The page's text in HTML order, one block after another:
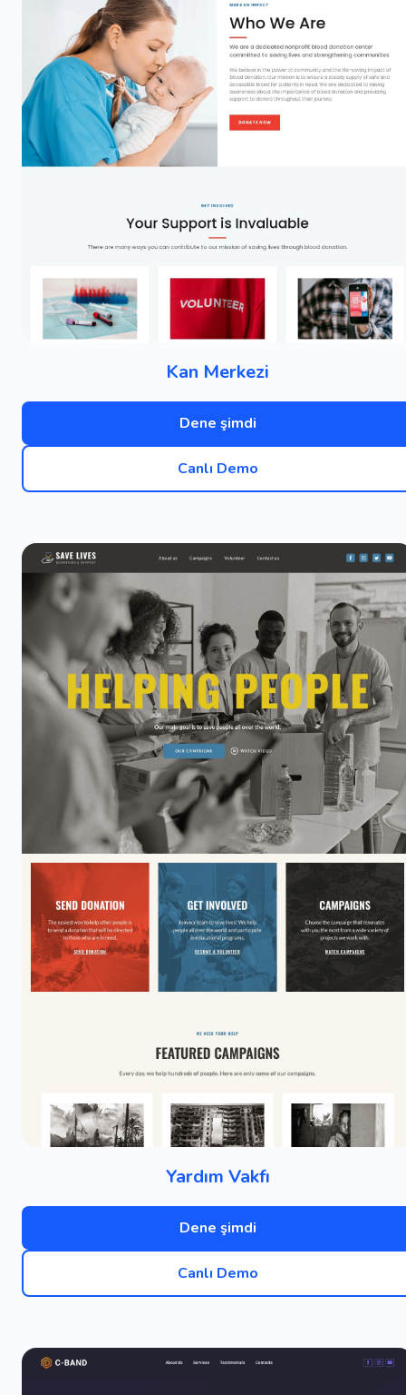
Kan Merkezi
Dene şimdi
Canlı Demo
Yardım Vakfı
Dene şimdi
Canlı Demo